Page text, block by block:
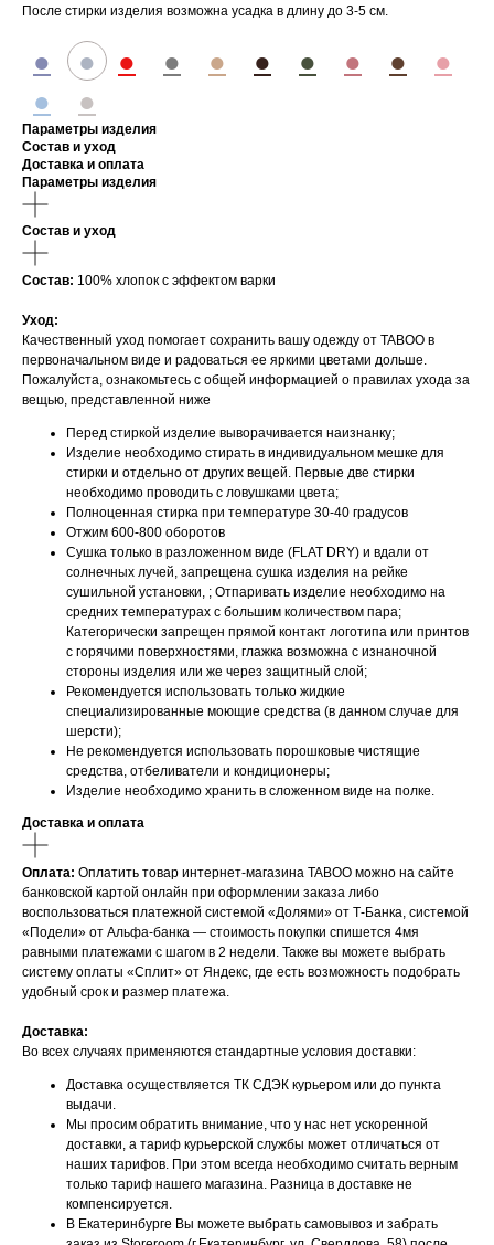
После стирки изделия возможна усадка в длину до 3-5 см.
● ● ● ● ● ● ● ● ●
●
●
●
Параметры изделия
Состав и уход
Доставка и оплата
Параметры изделия
Состав и уход
Состав: 100% хлопок с эффектом варки
Уход:
Качественный уход помогает сохранить вашу одежду от TABOO в
первоначальном виде и радоваться ее яркими цветами дольше.
Пожалуйста, ознакомьтесь с общей информацией о правилах ухода за
вещью, представленной ниже
Перед стиркой изделие выворачивается наизнанку;
Изделие необходимо стирать в индивидуальном мешке для
стирки и отдельно от других вещей. Первые две стирки
необходимо проводить с ловушками цвета;
Полноценная стирка при температуре 30-40 градусов
Отжим 600-800 оборотов
Сушка только в разложенном виде (FLAT DRY) и вдали от
солнечных лучей, запрещена сушка изделия на рейке
сушильной установки, ; Отпаривать изделие необходимо на
средних температурах с большим количеством пара;
Категорически запрещен прямой контакт логотипа или принтов
с горячими поверхностями, глажка возможна с изнаночной
стороны изделия или же через защитный слой;
Рекомендуется использовать только жидкие
специализированные моющие средства (в данном случае для
шерсти);
Не рекомендуется использовать порошковые чистящие
средства, отбеливатели и кондиционеры;
Изделие необходимо хранить в сложенном виде на полке.
Доставка и оплата
Оплата: Оплатить товар интернет-магазина TABOO можно на сайте
банковской картой онлайн при оформлении заказа либо
воспользоваться платежной системой «Долями» от Т-Банка, системой
«Подели» от Альфа-банка — стоимость покупки спишется 4мя
равными платежами с шагом в 2 недели. Также вы можете выбрать
систему оплаты «Сплит» от Яндекс, где есть возможность подобрать
удобный срок и размер платежа.
Доставка:
Во всех случаях применяются стандартные условия доставки:
Доставка осуществляется ТК СДЭК курьером или до пункта
выдачи.
Мы просим обратить внимание, что у нас нет ускоренной
доставки, а тариф курьерской службы может отличаться от
наших тарифов. При этом всегда необходимо считать верным
только тариф нашего магазина. Разница в доставке не
компенсируется.
В Екатеринбурге Вы можете выбрать самовывоз и забрать